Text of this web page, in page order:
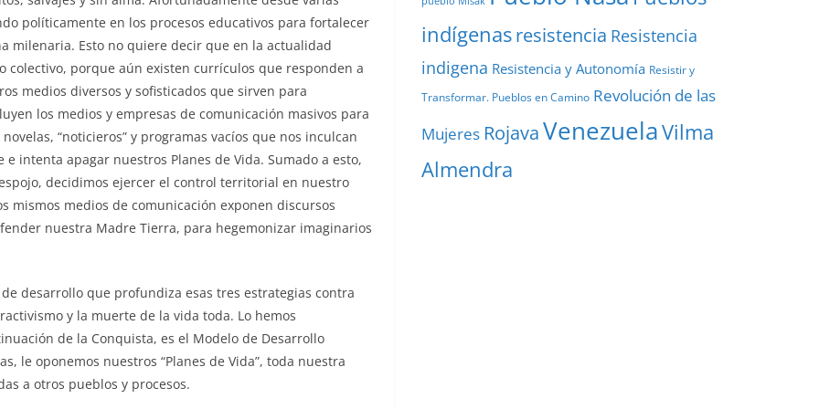
políticamente en los procesos educativos para fortalecer
milenaria. Esto no quiere decir que en la actualidad
porque aún existen currículos que responden a
medios diversos y sofisticados que sirven para
los medios y empresas de comunicación masivos para
“noticieros” y programas vacíos que nos inculcan
intenta apagar nuestros Planes de Vida. Sumado a esto,
decidimos ejercer el control territorial en nuestro
mismos medios de comunicación exponen discursos
nuestra Madre Tierra, para hegemonizar imaginarios
de desarrollo que profundiza esas tres estrategias contra
y la muerte de la vida toda. Lo hemos
de la Conquista, es el Modelo de Desarrollo
le oponemos nuestros “Planes de Vida”, toda nuestra
a otros pueblos y procesos.
indígenasresistencia Resistencia
indigena Resistencia y Autonomía Resistir y
Transformar. Pueblos en Camino Revolución de las
Mujeres RojavaVenezuelaVilma
Almendra